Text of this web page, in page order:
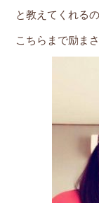
と教えてくれる
こちらまで励ま